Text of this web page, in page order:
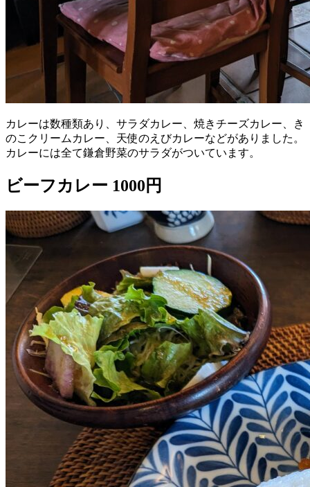
カレーは数種類あり、サラダカレー、焼きチーズカレー、き
のこクリームカレー、天使のえびカレーなどがありました。
カレーには全て鎌倉野菜のサラダがついています。
ビーフカレー 1000円